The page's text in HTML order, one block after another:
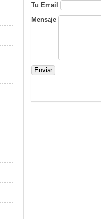
Tu Email
Mensaje
Enviar